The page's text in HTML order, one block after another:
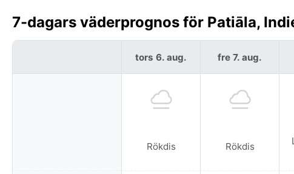
7-dagars väderprognos för Patiāla,
tors 6. aug.
Rökdis
fre 7. aug.
Rökdis